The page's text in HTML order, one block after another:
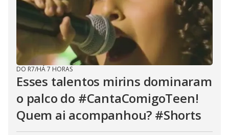
DO R7/HÁ 7 HORAS
Esses talentos mirins dominaram
o palco do #CantaComigoTeen!
Quem ai acompanhou? #Shorts